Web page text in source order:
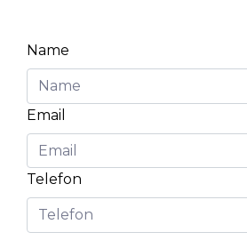
Name
Email
Telefon